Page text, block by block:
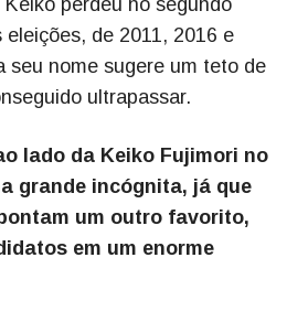
perdeu no segundo
de 2011, 2016 e
seu nome sugere um teto de
ultrapassar.
lado da Keiko Fujimori no
grande incógnita, já que
um outro favorito,
em um enorme